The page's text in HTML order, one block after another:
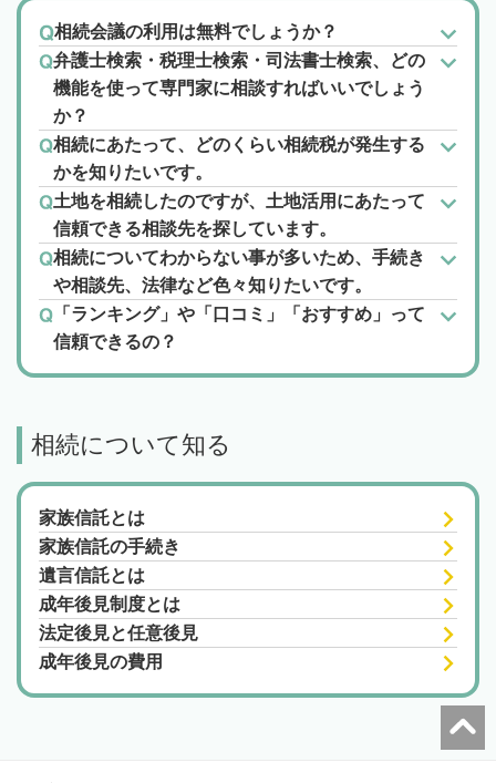
相続会議の利用は無料でしょうか？
弁護士検索・税理士検索・司法書士検索、どの
機能を使って専門家に相談すればいいでしょう
か？
相続にあたって、どのくらい相続税が発生する
かを知りたいです。
土地を相続したのですが、土地活用にあたって
信頼できる相談先を探しています。
相続についてわからない事が多いため、手続き
や相談先、法律など色々知りたいです。
「ランキング」や「口コミ」「おすすめ」って
信頼できるの？
相続について知る
家族信託とは
家族信託の手続き
遺言信託とは
成年後見制度とは
法定後見と任意後見
成年後見の費用